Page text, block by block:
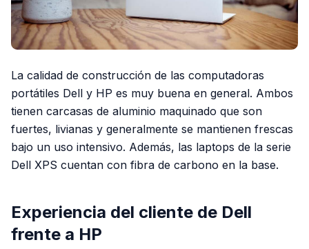
La calidad de construcción de las computadoras
portátiles Dell y HP es muy buena en general. Ambos
tienen carcasas de aluminio maquinado que son
fuertes, livianas y generalmente se mantienen frescas
bajo un uso intensivo. Además, las laptops de la serie
Dell XPS cuentan con fibra de carbono en la base.
Experiencia del cliente de Dell
frente a HP